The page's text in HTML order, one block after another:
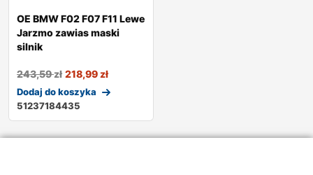
OE BMW F02 F07 F11 Lewe
Jarzmo zawias maski
silnik
243,59zł 218,99zł
Dodaj do koszyka
51237184435